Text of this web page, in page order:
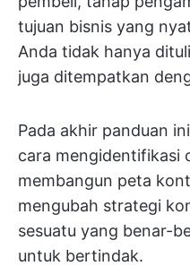
tujuan bisnis yang
Anda tidak hanya
juga ditempatkan
Pada akhir panduan
cara mengidentifikasi
membangun peta
mengubah strategi
sesuatu yang benar-
untuk bertindak.